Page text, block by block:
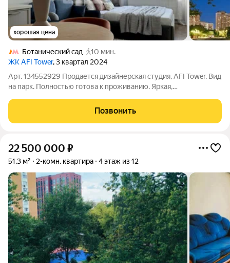
хорошая цена
Ботанический сад
10 мин.
ЖК AFI Tower, 3 квартал 2024
Арт. 134552929 Продается дизайнерская студия, AFI Tower. Вид
на парк. Полностью готова к проживанию. Яркая,
небоскребе премиум-класса. Идеальный вариант для тех, кто
ценит время (не нужен ремонт) и
Позвонить
22 500 000 ₽
51,3 м² 2-комн. квартира 4 этаж из 12